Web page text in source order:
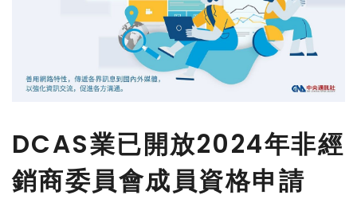
DCAS業已開放2024年非經
銷商委員會成員資格申請